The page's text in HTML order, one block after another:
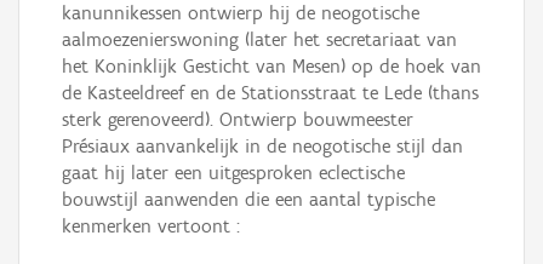
kanunnikessen ontwierp hij de neogotische
aalmoezenierswoning (later het secretariaat van
het Koninklijk Gesticht van Mesen) op de hoek van
de Kasteeldreef en de Stationsstraat te Lede (thans
sterk gerenoveerd). Ontwierp bouwmeester
Présiaux aanvankelijk in de neogotische stijl dan
gaat hij later een uitgesproken eclectische
bouwstijl aanwenden die een aantal typische
kenmerken vertoont :